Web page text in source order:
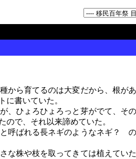
ら育てるのは大変だから、根が
に書いていた。
ひょろひょろっと芽がでて、そ
で、それ以来諦めていた。
ばれる長ネギのようなネギ？
株や枝を取ってきては植えてい